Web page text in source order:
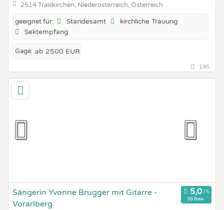
2514 Traiskirchen, Niederösterreich, Österreich
geeignet für: Standesamt
kirchliche Trauung
Sektempfang
Gage: ab 2500 EUR
195
Sängerin Yvonne Brugger mit Gitarre -
Vorarlberg
36 Bew.